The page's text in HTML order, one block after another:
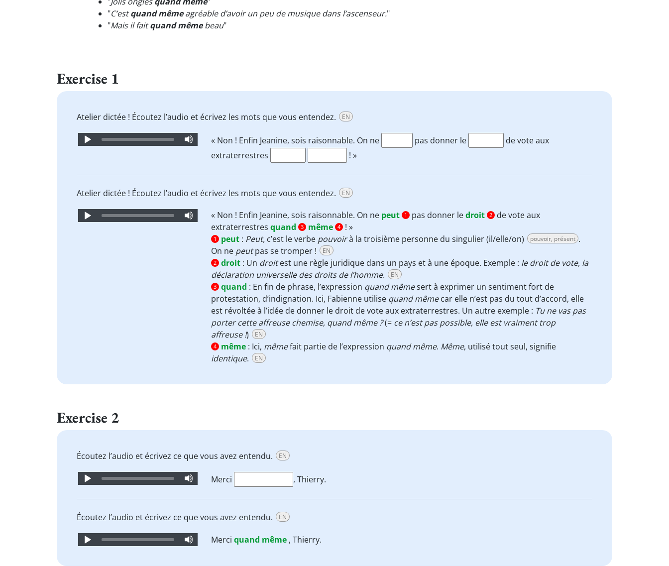
"C’estquand mêmeagréable d’avoir un peu de musique dans l’ascenseur."
"Mais il faitquand mêmebeau"
Exercise 1
Atelier dictée ! Écoutez l’audio et écrivez les mots que vous entendez. EN
Audio
« Non ! Enfin Jeanine, sois raisonnable. On ne pas donner le
de vote aux
extraterrestres
! »
Atelier dictée ! Écoutez l’audio et écrivez les mots que vous entendez. EN
Audio
« Non ! Enfin Jeanine, sois raisonnable. On ne peut 1 pas donner ledroit 2
de vote aux
extraterrestres quand 3 même 4 ! »
1 peut : Peut, c’est le verbe pouvoirà la troisième personne du singulier (il/elle/on) pouvoir, présent .
On ne peutpas se tromper ! EN
2 droit : Un droitest une règle juridique dans un pays et à une époque. Exemple : le droit de vote, la
déclaration universelle des droits de l’homme. EN
3 quand : En fin de phrase, l’expression quand mêmesert à exprimer un sentiment fort de
protestation, d’indignation. Ici, Fabienne utilise quand mêmecar elle n’est pas du tout d’accord, elle
est révoltée à l’idée de donner le droit de vote aux extraterrestres. Un autre exemple : Tu ne vas pas
porter cette affreuse chemise, quand même ?(= ce n’est pas possible, elle est vraiment trop
affreuse !) EN
4 même : Ici, mêmefait partie de l’expression quand même. Même, utilisé tout seul, signifie
identique. EN
Exercise 2
Écoutez l’audio et écrivez ce que vous avez entendu. EN
Audio
Merci , Thierry.
Écoutez l’audio et écrivez ce que vous avez entendu. EN
Audio
Merci quand même , Thierry.